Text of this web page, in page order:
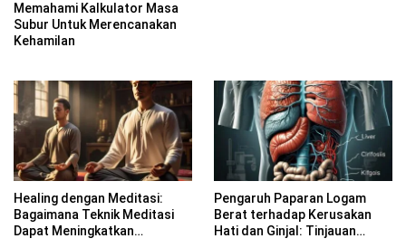
Memahami Kalkulator Masa
Subur Untuk Merencanakan
Kehamilan
Healing dengan Meditasi:
Bagaimana Teknik Meditasi
Dapat Meningkatkan
Pengaruh Paparan Logam
Berat terhadap Kerusakan
Hati dan Ginjal: Tinjauan